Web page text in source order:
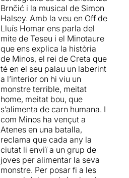
hi intervenen, que sense la
magnífica direcció de Simon
Halsey, això no hagués estat
possible. Tot ha rutllat com
la seda (entrades i sortides,
distribució de l’espai
escènic, intervencions,
tempos, ritme...), un
espectacle coral en el
sentit més ampli de la
paraula.
“El monstre al laberint” de
Jonathan Doveés una
reinterpretació la història de
Teseu i el Minotaure,
convertida en una òpera. Un
Brnčić i la musical de Simon
Halsey. Amb la veu en Off de
Lluís Homar ens parla del
mite de Teseu i el Minotaure
que ens explica la història
de Minos, el rei de Creta que
té en el seu palau un laberint
a l’interior on hi viu un
monstre terrible, meitat
home, meitat bou, que
s’alimenta de carn humana. I
com Minos ha vençut a
Atenes en una batalla,
reclama que cada any la
ciutat li enviï a un grup de
joves per alimentar la seva
monstre. Per posar fi a les